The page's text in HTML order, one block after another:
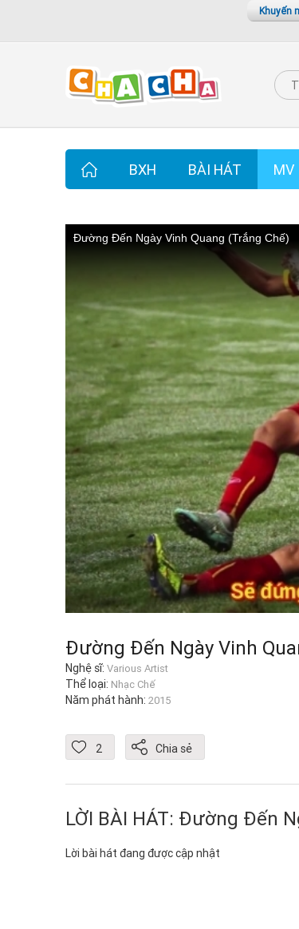
Khuyến
BXH BÀI HÁT MV
Đường Đến Ngày Vinh Quang (Trắng Chế)
Đường Đến Ngày Vinh
Nghệ sĩ: Various Artist
Thể loại: Nhạc Chế
Năm phát hành: 2015
2 Chia sẻ
LỜI BÀI HÁT: Đường Đến
Lời bài hát đang được cập nhật